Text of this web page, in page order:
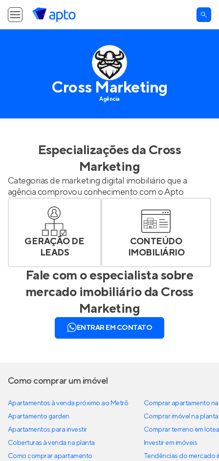
Cross Marketing
Agência
Especializações da Cross
Marketing
Categorias de marketing digital imobiliário que a
agência comprovou conhecimento com o Apto
GERAÇÃO DE
LEADS
CONTEÚDO
IMOBILIÁRIO
Fale com o especialista sobre
mercado imobiliário da Cross
Marketing
ENTRAR EM CONTATO
Como comprar um imóvel
Apartamentos à venda próximo ao Metrô
Apartamento garden
Apartamentos para investir
Coberturas à venda na planta
Como comprar apartamento
Comprar apartamento
Comprar imóvel na planta
Comprar terreno em
Investir em imóveis
Tendências do mercado